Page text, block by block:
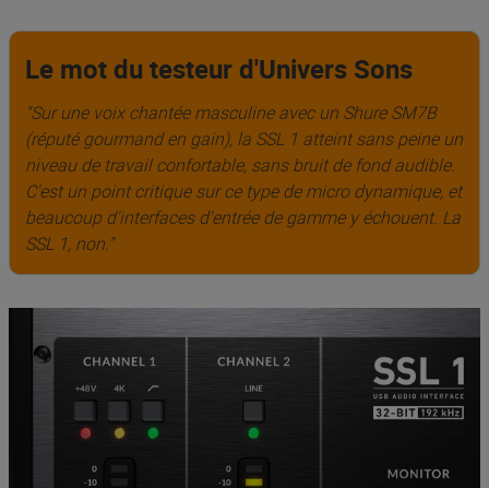
Le mot du testeur d'Univers Sons
"Sur une voix chantée masculine avec un Shure SM7B
(réputé gourmand en gain), la SSL 1 atteint sans peine un
niveau de travail confortable, sans bruit de fond audible.
C'est un point critique sur ce type de micro dynamique, et
beaucoup d'interfaces d'entrée de gamme y échouent. La
SSL 1, non."